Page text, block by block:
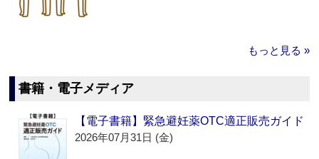
もっと見る »
書籍・電子メディア
【電子書籍】緊急避妊薬OTC適正販売ガイド
2026年07月31日 (金)